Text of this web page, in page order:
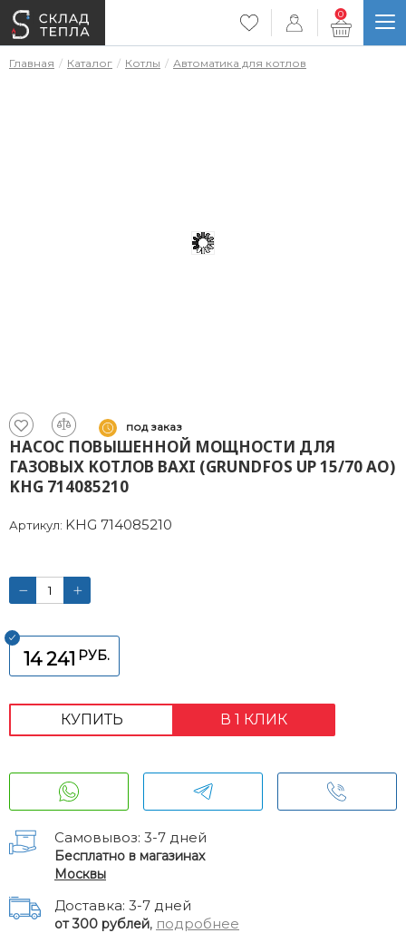
0
Главная Каталог Котлы Автоматика для котлов
под заказ
НАСОС ПОВЫШЕННОЙ МОЩНОСТИ ДЛЯ
ГАЗОВЫХ КОТЛОВ BAXI (GRUNDFOS UP 15/70 AO)
KHG 714085210
Артикул: KHG 714085210
14 241 РУБ.
КУПИТЬ В 1 КЛИК
Самовывоз: 3-7 дней
Бесплатно в магазинах
Москвы
Доставка: 3-7 дней
от 300 рублей, подробнее